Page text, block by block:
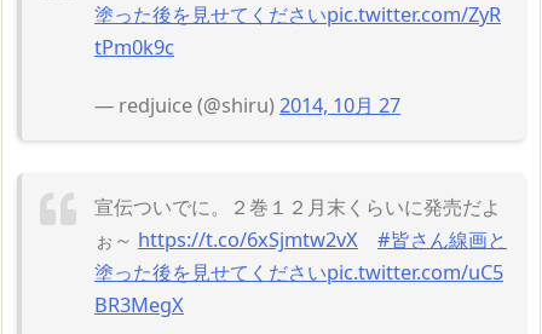
塗った後を見せてくださいpic.twitter.com/ZyR
tPm0k9c
— redjuice (@shiru)2014, 10月 27
宣伝ついでに。２巻１２月末くらいに発売だよ
ぉ～ https://t.co/6xSjmtw2vX
#皆さん線画と
塗った後を見せてくださいpic.twitter.com/uC5
BR3MegX